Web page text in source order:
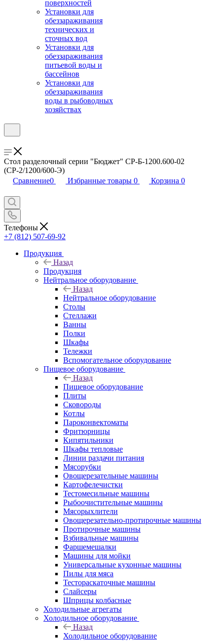
поверхностей
Установки для
обеззараживания
технических и
сточных вод
Установки для
обеззараживания
питьевой воды и
бассейнов
Установки для
обеззараживания
воды в рыбоводных
хозяйствах
Стол разделочный серии "Бюджет" СР-Б-1200.600-02
(СР-2/1200/600-Э)
Сравнение0 Избранные товары 0 Корзина 0
Телефоны
+7 (812) 507-69-92
Продукция
Назад
Продукция
Нейтральное оборудование
Назад
Нейтральное оборудование
Столы
Стеллажи
Ванны
Полки
Шкафы
Тележки
Вспомогательное оборудование
Пищевое оборудование
Назад
Пищевое оборудование
Плиты
Сковороды
Котлы
Пароконвектоматы
Фритюрницы
Кипятильники
Шкафы тепловые
Линии раздачи питания
Мясорубки
Овощерезательные машины
Картофелечистки
Тестомесильные машины
Рыбоочистительные машины
Мясорыхлители
Овощерезательно-протирочные машины
Протирочные машины
Взбивальные машины
Фаршемешалки
Машины для мойки
Универсальные кухонные машины
Пилы для мяса
Тестораскаточные машины
Слайсеры
Шприцы колбасные
Холодильные агрегаты
Холодильное оборудование
Назад
Холодильное оборудование